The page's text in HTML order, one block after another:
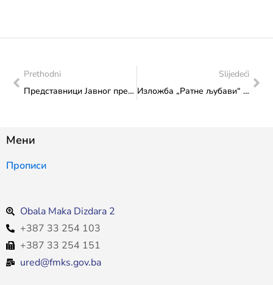
Prethodni
Представници Јавног предузећа за управљање и одржавање спортских објеката Зеница, Спортско-културно-привредног центра “Мејдан” и Јавног предузећа “Олимпијски базен Отока” презентовали министрици Влаисављевић идеју о формирању Савеза спортских и културних центара у ФБиХ
Slijedeći
Изложба „Ратне љубави“ отворена у Сарајеву
Мени
Прописи
Obala Maka Dizdara 2
+387 33 254 103
+387 33 254 151
ured@fmks.gov.ba